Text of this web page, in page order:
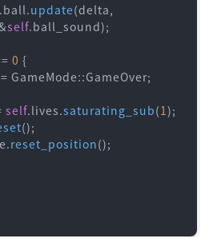
.ball.update(delta,
self.ball_sound);
0 {
GameMode::GameOver;
self.lives.saturating_sub(1 );
();
reset_position();